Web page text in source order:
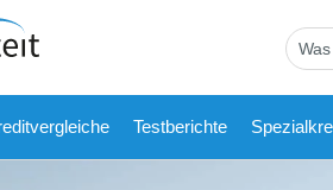
Testberichte